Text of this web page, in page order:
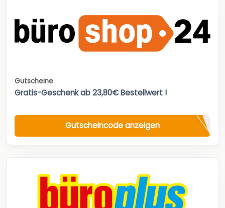
Gutscheine
Gratis-Geschenk ab 23,80€ Bestellwert !
Gutscheincode anzeigen